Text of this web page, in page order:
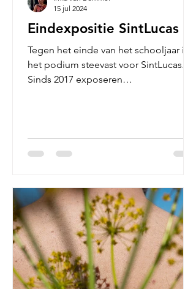
Eindexpositie SintLucas
Tegen het einde van het schooljaar is
het podium steevast voor SintLucas.
Sinds 2017 exposeren
15 jul 2024